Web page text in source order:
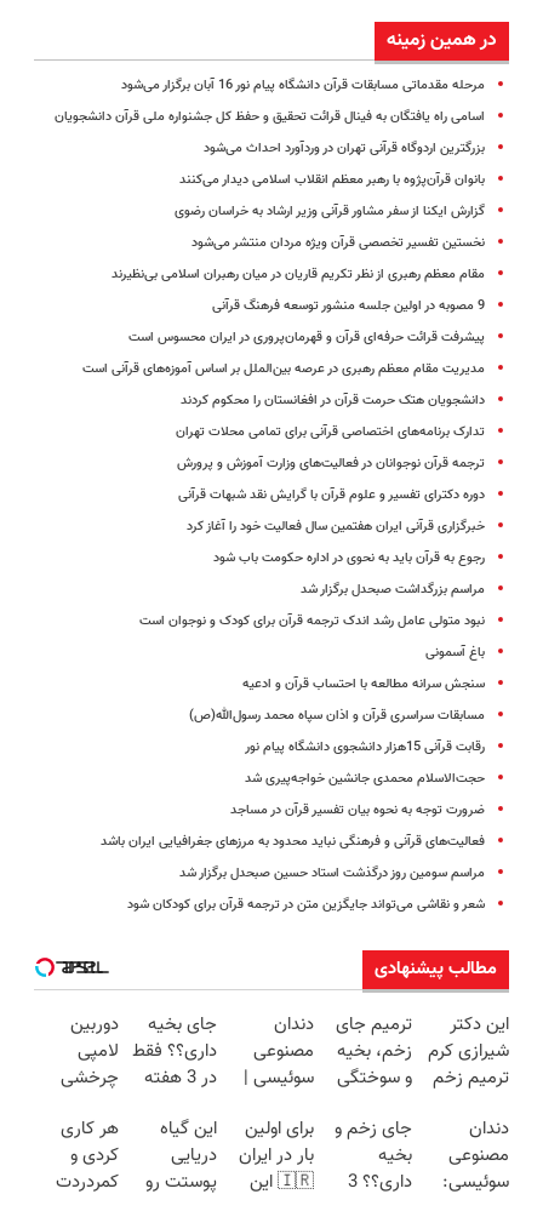
در همین زمینه
مرحله مقدماتی مسابقات قرآن دانشگاه پیام ‌نور 16 آبان برگزار می‌شود
اسامی راه یافتگان به فینال قرائت تحقیق و حفظ کل جشنواره ملی قرآن دانشجویان
بزرگترین اردوگاه قرآنی تهران در وردآورد احداث می‌شود
بانوان قرآن‌پژوه با رهبر معظم انقلاب اسلامی دیدار می‌کنند
گزارش ایکنا از سفر مشاور قرآنی وزیر ارشاد به خراسان ‌رضوی
نخستین تفسیر تخصصی قرآن ویژه مردان منتشر می‌شود
مقام معظم رهبری از نظر تکریم قاریان در میان رهبران اسلامی بی‌نظیرند
9 مصوبه در اولین جلسه منشور توسعه فرهنگ قرآنی
پیشرفت قرائت حرفه‌ای قرآن و قهرمان‌پروری در ایران محسوس است
مدیریت مقام معظم رهبری در عرصه بین‌الملل بر اساس آموزه‌های قرآنی است
دانشجویان هتک حرمت قرآن در افغانستان را محکوم کردند
تدارک برنامه‌های اختصاصی قرآنی برای تمامی محلات تهران
ترجمه‌ قرآن نوجوانان در فعالیت‌های وزارت آموزش و پرورش
دوره دکترای تفسیر و علوم قرآن با گرایش نقد شبهات قرآنی
خبرگزاری قرآنی ایران هفتمین سال فعالیت خود را آغاز کرد
رجوع به قرآن باید به نحوی در اداره حکومت باب شود
مراسم بزرگداشت صبحدل برگزار ‌شد
نبود متولی عامل رشد اندک ترجمه قرآن برای کودک و نوجوان است
باغ آسمونی
سنجش سرانه مطالعه با احتساب قرآن و ادعیه
مسابقات سراسری قرآن و اذان سپاه محمد رسول‌الله(ص)
رقابت قرآنی 15هزار دانشجوی دانشگاه پیام نور
حجت‌الاسلام محمدی جانشین خواجه‌پیری شد
ضرورت توجه به نحوه بیان تفسیر قرآن در مساجد
فعالیت‌های قرآنی و فرهنگی نباید محدود به مرزهای جغرافیایی ایران باشد
مراسم سومین روز درگذشت استاد حسین صبحدل برگزار شد
شعر و نقاشی می‌تواند جایگزین متن در ترجمه قرآن برای کودکان شود
مطالب پیشنهادی
این دکتر
شیرازی کرم
ترمیم زخم
ساخت!!!
ترمیم جای
زخم، بخیه
و سوختگی
هفته!!😍
دندان
مصنوعی
سوئیسی |
مقاوم،
طبیعی!
ویزیت
جای بخیه
داری؟؟ فقط
در 3 هفته
کن!😍
دوربین
لامپی
چرخشی
فقط امروز
حراج شد🔥
پرداخت
دندان
مصنوعی
سوئیسی:
جای زخم و
بخیه
داری؟؟ 3
برای اولین
بار در ایران
🇮🇷 این
این گیاه
دریایی
پوستت رو
هر کاری
کردی و
کمردردت